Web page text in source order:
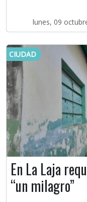
lunes, 09
CIUDAD
En La Laja
“un milagro”